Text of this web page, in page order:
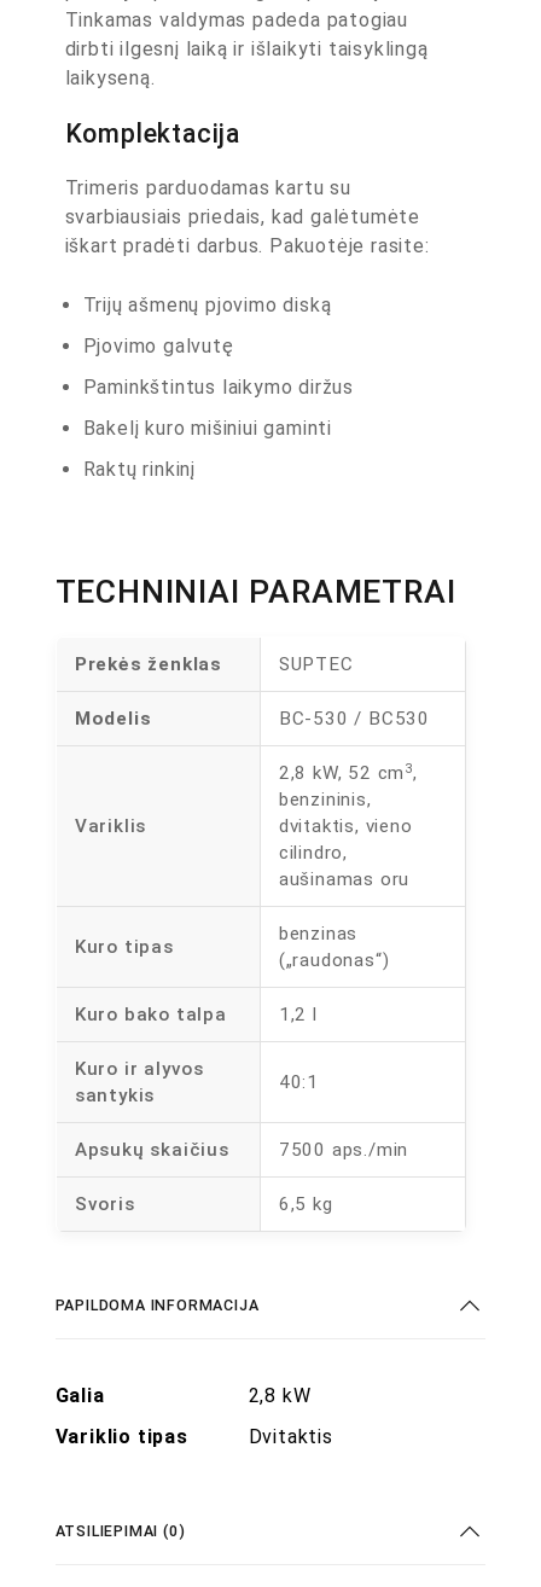
Tinkamas valdymas padeda patogiau
dirbti ilgesnį laiką ir išlaikyti taisyklingą
laikyseną.
Komplektacija
Trimeris parduodamas kartu su
svarbiausiais priedais, kad galėtumėte
iškart pradėti darbus. Pakuotėje rasite:
Trijų ašmenų pjovimo diską
Pjovimo galvutę
Paminkštintus laikymo diržus
Bakelį kuro mišiniui gaminti
Raktų rinkinį
TECHNINIAI PARAMETRAI
Prekės ženklas SUPTEC
Modelis BC-530 / BC530
Variklis
2,8 kW, 52 cm 3,
benzininis,
dvitaktis, vieno
cilindro,
aušinamas oru
Kuro tipas
benzinas
(„raudonas“)
Kuro bako talpa 1,2 l
Kuro ir alyvos
santykis
40:1
Apsukų skaičius 7500 aps./min
Svoris 6,5 kg
PAPILDOMA INFORMACIJA
Galia
2,8 kW
Variklio tipas
Dvitaktis
ATSILIEPIMAI (0)